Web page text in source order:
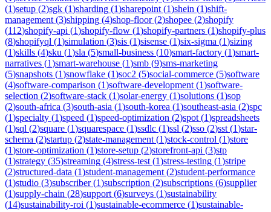
(1)setup (2)sgk (1)sharding (1)sharepoint (1)shein (1)shift-
management (3)shipping (4)shop-floor(2)shopee (2)shopify
(112)shopify-api (1)shopify-flow (1)shopify-partners (1)shopify-plus
(8)shopifyql (1)simulation (3)sis (1)sisense (1)six-sigma (1)sizing
(1)skills (4)sku (1)sla (5)small-business (10)smart-factory (1)smart-
narratives (1)smart-warehouse (1)smb (9)sms-marketing
(5)snapshots (1)snowflake (1)soc2 (5)social-commerce (5)software
(4)software-comparison (1)software-development (1)software-
selection (2)software-stack (1)solar-energy (1)solutions (1)sop
(2)south-africa (3)south-asia (1)south-korea (1)southeast-asia (2)spc
(1)specialty (1)speed (1)speed-optimization (2)spot (1)spreadsheets
(1)sql (2)square (1)squarespace (1)ssdlc (1)ssl (2)sso (2)sst (1)star-
schema (2)startup (2)state-management (1)stock-control (1)store
(1)store-optimization (1)store-setup (2)storefront-api (3)stp
(1)strategy (35)streaming (4)stress-test (1)stress-testing (1)stripe
(2)structured-data (1)student-management (2)student-performance
(1)studio (3)subscriber(1)subscription (2)subscriptions (6)supplier
(1)supply-chain (28)support (6)surveys (1)sustainability
(14)sustainability-roi (1)sustainable-ecommerce (1)sustainable-